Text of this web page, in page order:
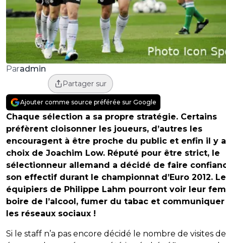
Paradmin
Partager sur
Ajouter comme source préférée sur Google
Chaque sélection a sa propre stratégie. Certains
préfèrent cloisonner les joueurs, d’autres les
encouragent à être proche du public et enfin il y
choix de Joachim Low. Réputé pour être strict, le
sélectionneur allemand a décidé de faire
son effectif durant le championnat d’Euro 2012.
équipiers de Philippe Lahm pourront voir leur
boire de l’alcool, fumer du tabac et
les réseaux sociaux !
Si le staff n’a pas encore décidé le nombre de visites